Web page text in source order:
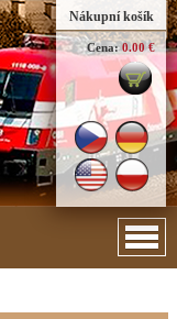
Nákupní košík
Cena: 0.00 €